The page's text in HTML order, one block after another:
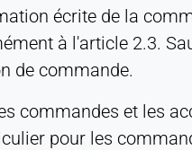
écrite de la
à l'article 2.3.
de commande.
commandes et les
pour les